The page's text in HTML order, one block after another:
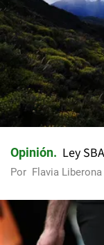
Opinión Ley
Por Flavia Liberona